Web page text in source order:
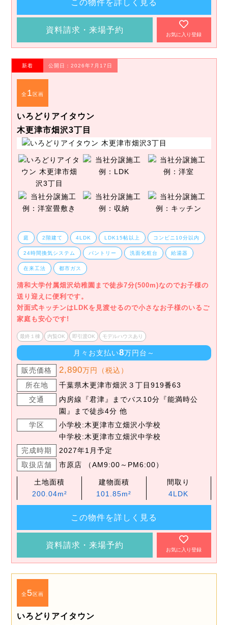
この物件を詳しく見る
資料請求・来場予約
お気に入り登録
新着 公開日：2026年7月17日
全1区画
いろどりアイタウン
木更津市畑沢3丁目
庭 2階建て 4LDK LDK15帖以上 コンビニ10分以内
24時間換気システム パントリー 洗面化粧台 給湯器
在来工法 都市ガス
清和大学付属畑沢幼稚園まで徒歩7分(500m)なのでお子様の
送り迎えに便利です。
対面式キッチンはLDKを見渡せるので小さなお子様のいるご
家庭も安心です!
最終１棟 内覧OK 即引渡OK モデルハウスあり
月々お支払い8万円台～
販売価格 2,890万円（税込）
所在地
千葉県木更津市畑沢３丁目919番63
交通
内房線『君津』までバス10分『能満時公
園』まで徒歩4分 他
学区
小学校:木更津市立畑沢小学校
中学校:木更津市立畑沢中学校
完成時期
2027年1月予定
取扱店舗
市原店 （AM9:00～PM6:00）
土地面積
200.04m²
建物面積
101.85m²
間取り
4LDK
この物件を詳しく見る
資料請求・来場予約
お気に入り登録
全5区画
いろどりアイタウン